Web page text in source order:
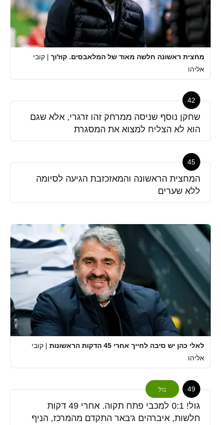
מחצית ראשונה חלשה מאוד של המלאבסים. קוז'וך | קובי
אליהו
42
שחקן נוסף שניסה ממרחק זהו זרגרי, אלא שגם
הוא לא הצליח למצוא את המסגרת
45
המחצית הראשונה והמאזכזבת הגיעה לסיומה
ללא שערים
לאלי כהן יש סיבה לחייך אחרי 45 הדקות הראשונות | קובי
אליהו
49 גול
גול! 0:1 למכבי פתח תקוה. אחרי 49 דקות
חלשות, איברהים ג'באר התקדם מהמרכז, הניף